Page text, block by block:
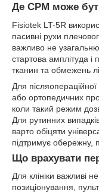
Де CPM може
Fisiotek LT-5R
пасивні рухи
важливо не
стартова амплітуда і
тканин та обмежень
Для післяопераційної
або ортопедичних
коли такий режим
Для рутинних
варто обіцяти
підтримує обережну,
Що врахувати
Для клініки важливі
позиціонування,